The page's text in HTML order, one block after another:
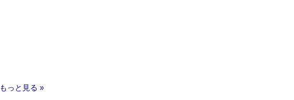
もっと見る »